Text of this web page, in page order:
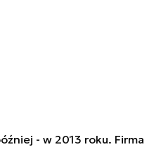
- w 2013 roku. Firma